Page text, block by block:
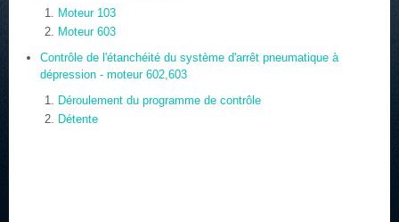
Moteur 103
Moteur 603
Contrôle de l'étanchéité du système d'arrêt pneumatique à
dépression - moteur 602,603
Déroulement du programme de contrôle
Détente